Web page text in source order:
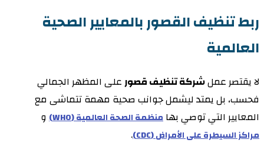
ربط تنظيف القصور بالمعايير الصحية
العالمية
لا يقتصر عملشركة تنظيف قصورعلى المظهر الجمالي
فحسب، بل يمتد ليشمل جوانب صحية مهمة تتماشى مع
المعايير التي توصي بهامنظمة الصحة العالمية (WHO) و
مراكز السيطرة على الأمراض (CDC)
.